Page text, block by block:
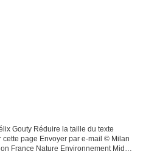
Gouty Réduire la taille du texte
page Envoyer par e-mail © Milan
France Nature Environnement Midi-